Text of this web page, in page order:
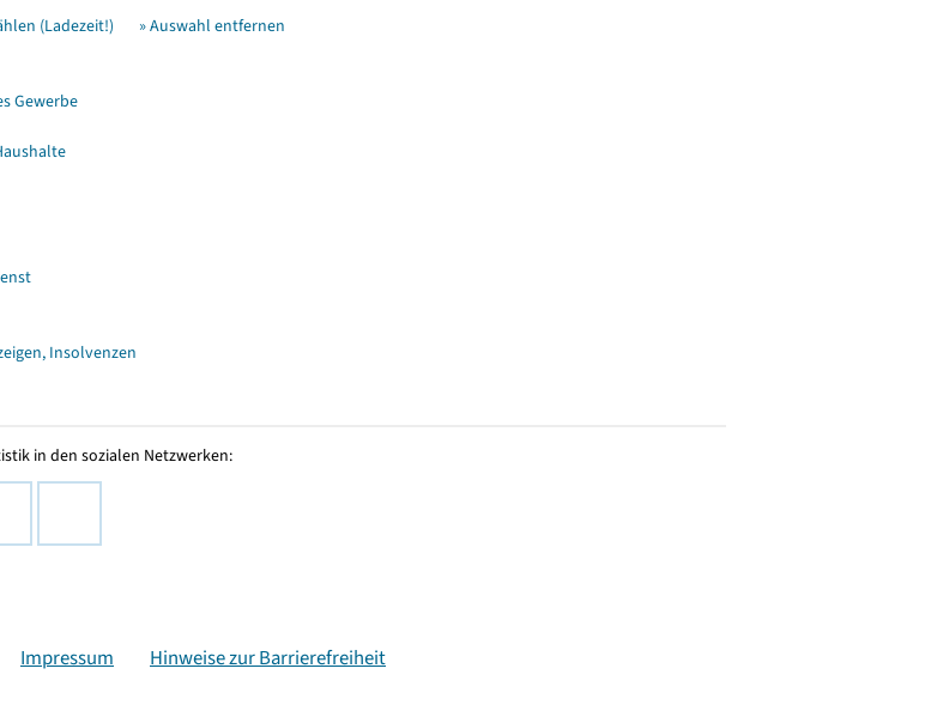
(Ladezeit!) » Auswahl entfernen
Gewerbe
Insolvenzen
in den sozialen Netzwerken:
Impressum Hinweise zur Barrierefreiheit